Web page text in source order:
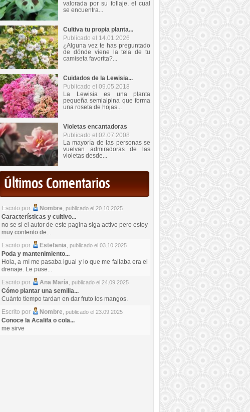
valorada por su follaje, el cual
se encuentra...
Cultiva tu propia planta...
Publicado el 14.01.2026
¿Alguna vez te has preguntado
de dónde viene la tela de tu
camiseta favorita?...
Cuidados de la Lewisia...
Publicado el 09.05.2018
La Lewisia es una planta
pequeña semialpina que forma
una roseta de hojas...
Violetas encantadoras
Publicado el 02.07.2008
La mayoría de las personas se
vuelvan admiradoras de las
violetas desde...
Últimos Comentarios
Escrito por Nombre, publicado el 20.10.2025
Características y cultivo...
no se si el autor de este pagina siga activo pero estoy
muy contento de...
Escrito por
Estefania, publicado el 03.10.2025
Poda y mantenimiento...
Hola, a mí me pasaba igual y lo que me fallaba era el
drenaje. Le puse...
Escrito por
Ana María, publicado el 24.09.2025
Cómo plantar una semilla...
Cuánto tiempo tardan en dar fruto los mangos.
Escrito por
Nombre, publicado el 23.09.2025
Conoce la Acalifa o cola...
me sirve